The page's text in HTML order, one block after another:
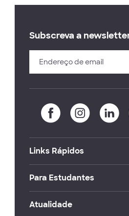
Subscreva a
Links Rápidos
Para Estudantes
Atualidade